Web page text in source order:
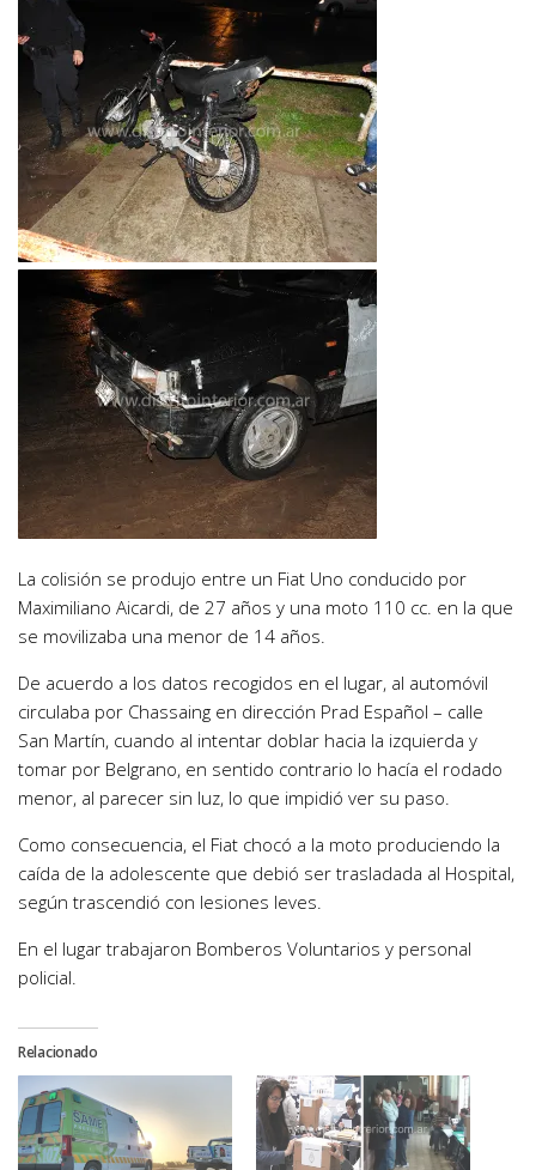
La colisión se produjo entre un Fiat Uno conducido por
Maximiliano Aicardi, de 27 años y una moto 110 cc. en la que
se movilizaba una menor de 14 años.
De acuerdo a los datos recogidos en el lugar, al automóvil
circulaba por Chassaing en dirección Prad Español – calle
San Martín, cuando al intentar doblar hacia la izquierda y
tomar por Belgrano, en sentido contrario lo hacía el rodado
menor, al parecer sin luz, lo que impidió ver su paso.
Como consecuencia, el Fiat chocó a la moto produciendo la
caída de la adolescente que debió ser trasladada al Hospital,
según trascendió con lesiones leves.
En el lugar trabajaron Bomberos Voluntarios y personal
policial.
Relacionado